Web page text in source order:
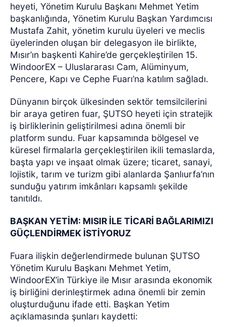
heyeti, Yönetim Kurulu Başkanı Mehmet Yetim
başkanlığında, Yönetim Kurulu Başkan Yardımcısı
Mustafa Zahit, yönetim kurulu üyeleri ve meclis
üyelerinden oluşan bir delegasyon ile birlikte,
Mısır’ın başkenti Kahire’de gerçekleştirilen 15.
WindoorEX – Uluslararası Cam, Alüminyum,
Pencere, Kapı ve Cephe Fuarı’na katılım sağladı.
Dünyanın birçok ülkesinden sektör temsilcilerini
bir araya getiren fuar, ŞUTSO heyeti için stratejik
iş birliklerinin geliştirilmesi adına önemli bir
platform sundu. Fuar kapsamında bölgesel ve
küresel firmalarla gerçekleştirilen ikili temaslarda,
başta yapı ve inşaat olmak üzere; ticaret, sanayi,
lojistik, tarım ve turizm gibi alanlarda Şanlıurfa’nın
sunduğu yatırım imkânları kapsamlı şekilde
tanıtıldı.
BAŞKAN YETİM: MISIR İLE TİCARİ BAĞLARIMIZI
GÜÇLENDİRMEK İSTİYORUZ
Fuara ilişkin değerlendirmede bulunan ŞUTSO
Yönetim Kurulu Başkanı Mehmet Yetim,
WindoorEX’in Türkiye ile Mısır arasında ekonomik
iş birliğini derinleştirmek adına önemli bir zemin
oluşturduğunu ifade etti. Başkan Yetim
açıklamasında şunları kaydetti: